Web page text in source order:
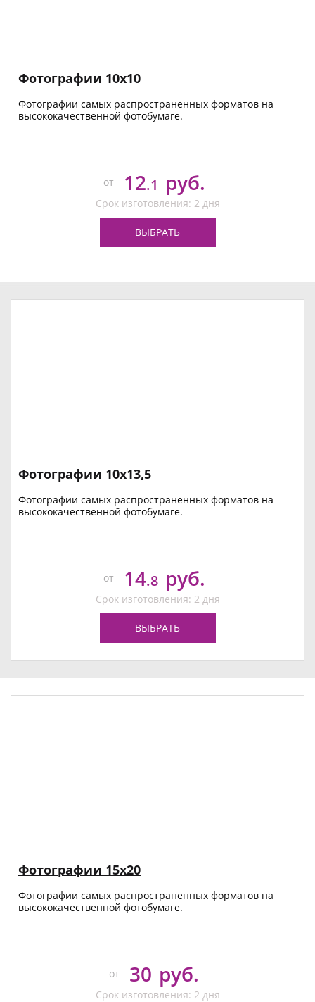
Фотографии 10х10
Фотографии самых распространенных форматов на
высококачественной фотобумаге.
от 12.1 руб.
Срок изготовления: 2 дня
ВЫБРАТЬ
Фотографии 10х13,5
Фотографии самых распространенных форматов на
высококачественной фотобумаге.
от 14.8 руб.
Срок изготовления: 2 дня
ВЫБРАТЬ
Фотографии 15х20
Фотографии самых распространенных форматов на
высококачественной фотобумаге.
от 30 руб.
Срок изготовления: 2 дня